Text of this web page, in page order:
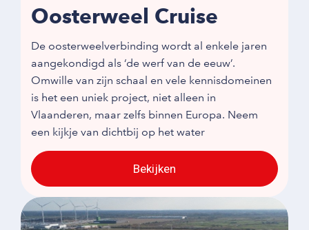
Oosterweel Cruise
De oosterweelverbinding wordt al enkele jaren
aangekondigd als ‘de werf van de eeuw’.
Omwille van zijn schaal en vele kennisdomeinen
is het een uniek project, niet alleen in
Vlaanderen, maar zelfs binnen Europa. Neem
een kijkje van dichtbij op het water
Bekijken